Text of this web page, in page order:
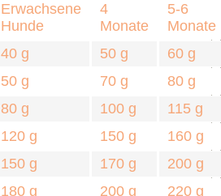
Erwachsene
Hunde
4
Monate
5-6
Monate
40 g 50 g
60 g
50 g 70 g
80 g
80 g 100 g
115 g
120 g 150 g
160 g
150 g 170 g
200 g
180 g 200 g
220 g